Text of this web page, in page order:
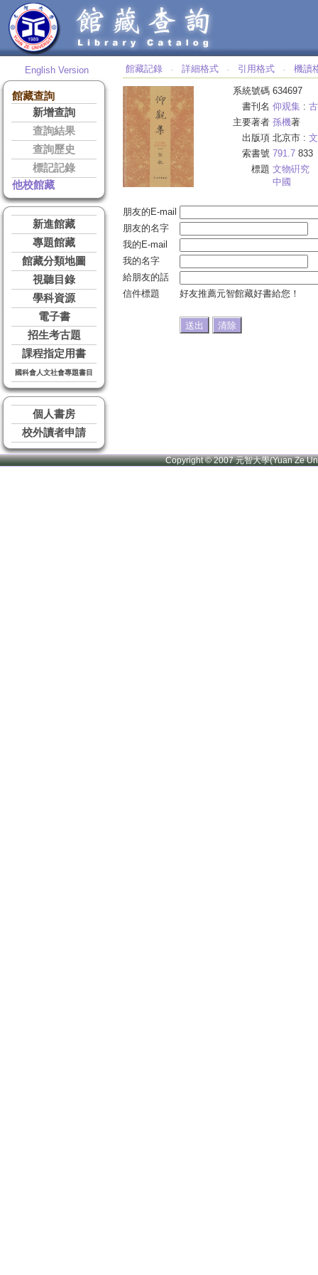
English Version
館藏查詢
新增查詢
查詢結果
查詢歷史
標記記錄
他校館藏
新進館藏
專題館藏
館藏分類地圖
視聽目錄
學科資源
電子書
招生考古題
課程指定用書
國科會人文社會專題書目
個人書房
校外讀者申請
館藏記錄 ‧ 詳細格式 ‧ 引用格式 ‧ 機讀
系統號碼 634697
書刊名 仰观集 :
主要著者 孫機著
出版項 北京市 :
索書號 791.7 833
標題 文物硏究
中國
朋友的E-mail
朋友的名字
我的E-mail
我的名字
給朋友的話
信件標題
好友推薦元智館藏好書給您！
Copyright © 2007 元智大學(Yuan Ze